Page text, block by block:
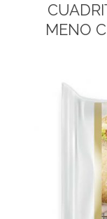
MENO